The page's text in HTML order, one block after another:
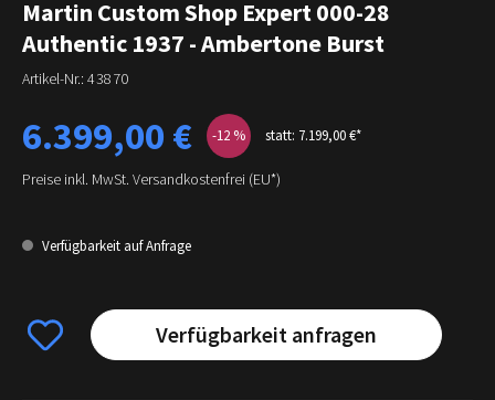
Martin Custom Shop Expert 000-28
Authentic 1937 - Ambertone Burst
Artikel-Nr.: 43870
Verkaufspreis:
6.399,00 € -12 % statt: 7.199,00 €*
Preise inkl. MwSt. Versandkostenfrei (EU*)
Verfügbarkeit auf Anfrage
Verfügbarkeit anfragen